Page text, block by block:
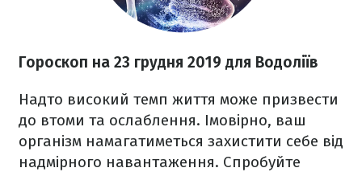
Гороскоп на 23 грудня 2019 для Водоліїв
Надто високий темп життя може призвести
до втоми та ослаблення. Імовірно, ваш
організм намагатиметься захистити себе від
надмірного навантаження. Спробуйте